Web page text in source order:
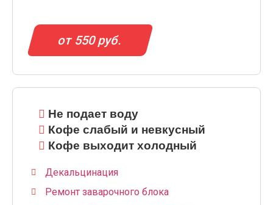
от 550 руб.
Не подает воду
Кофе слабый и невкусный
Кофе выходит холодный
Декальцинация
Ремонт заварочного блока